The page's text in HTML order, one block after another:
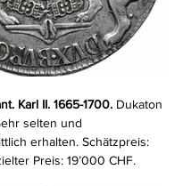
Karl II. 1665-1700. Dukaton
selten und
erhalten. Schätzpreis:
Preis: 19’000 CHF.